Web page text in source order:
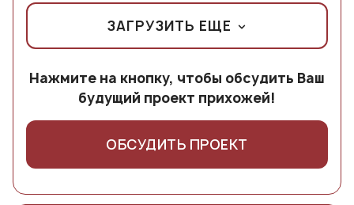
ЗАГРУЗИТЬ ЕЩЕ
Нажмите на кнопку, чтобы обсудить Ваш
будущий проект прихожей!
ОБСУДИТЬ ПРОЕКТ